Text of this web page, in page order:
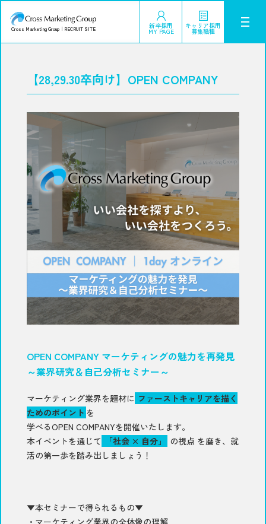
Cross Marketing Group ｜ RECRUIT SITE 新卒採用
MY PAGE
キャリア採用
募集職種
【28,29.30卒向け】OPEN COMPANY
OPEN COMPANYマーケティングの魅力を再発見
～業界研究＆自己分析セミナー～
マーケティング業界を題材に ファーストキャリアを描く
ためのポイント を
学べるOPEN COMPANYを開催いたします。
本イベントを通じて
「社会 × 自分」
の視点 を磨き、就
活の第一歩を踏み出しましょう！
▼本セミナーで得られるもの▼